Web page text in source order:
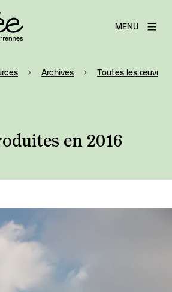
MENU
Archives Toutes les œuvres
en 2016